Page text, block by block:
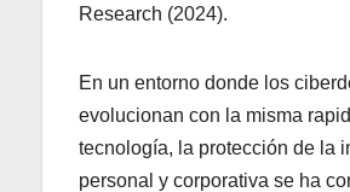
Research (2024).
En un entorno donde los
evolucionan con la misma
tecnología, la protección de la
personal y corporativa se ha